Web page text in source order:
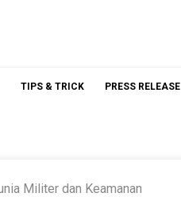
TIPS & TRICK PRESS RELEASE
Militer dan Keamanan